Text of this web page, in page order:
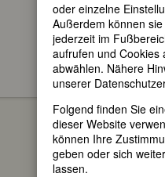
FEMBIO-SPECIALS
FEMBIO-
oder einzelne
Außerdem können
jederzeit im
aufrufen und Cookies
abwählen. Nähere
unserer
Folgend finden Sie
dieser Website
können Ihre
geben oder sich
lassen.